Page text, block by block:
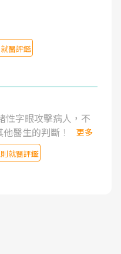
醫評鑑
性字眼攻擊病人，不
醫生的判斷！
更多
就醫評鑑